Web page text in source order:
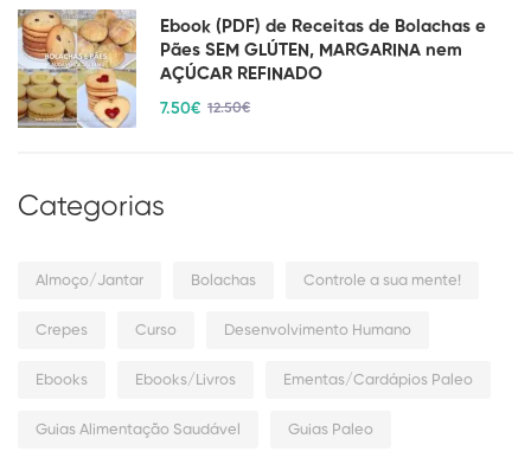
Ebook (PDF) de Receitas de Bolachas e
Pães SEM GLÚTEN, MARGARINA nem
AÇÚCAR REFINADO
7.50€ 12.50€
Categorias
Almoço/Jantar Bolachas Controle a sua mente!
Crepes Curso Desenvolvimento Humano
Ebooks Ebooks/Livros Ementas/Cardápios Paleo
Guias Alimentação Saudável Guias Paleo